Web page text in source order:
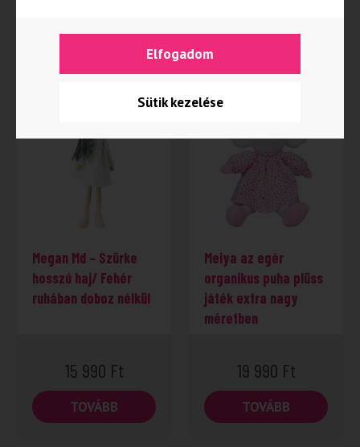
Megan Md – Szürke
hosszú haj/ Fehér
ruhában doboz nélkül
15 990 Ft
TOVÁBB
Meiya az egér
organikus puha plüss
játék extra nagy
méretben
19 990 Ft
TOVÁBB
Sütik kezelése
Elfogadom